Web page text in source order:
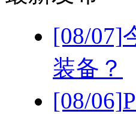
[08/07]
装备？
[08/06]